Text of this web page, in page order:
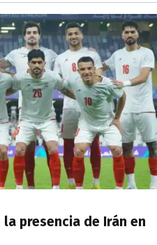
presencia de Irán en